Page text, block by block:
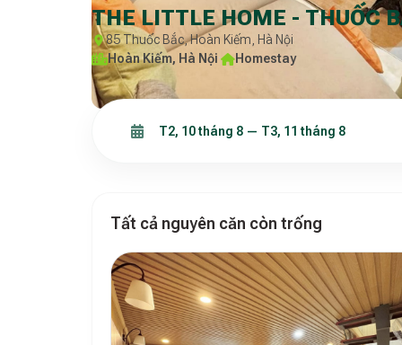
THE LITTLE HOME - THUỐC
85 Thuốc Bắc, Hoàn Kiếm, Hà Nội
Hoàn Kiếm, Hà Nội· Homestay
Tất cả nguyên căn còn trống